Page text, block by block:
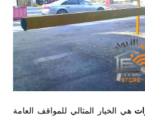
هي الخيار المثالي للمواقف العامة